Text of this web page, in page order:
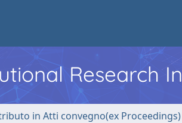
Research
in Atti convegno(ex Proceedings)